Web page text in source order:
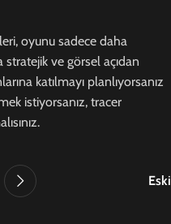
oyunu sadece daha
stratejik ve görsel açıdan
katılmayı planlıyorsanız
istiyorsanız, tracer
Eski